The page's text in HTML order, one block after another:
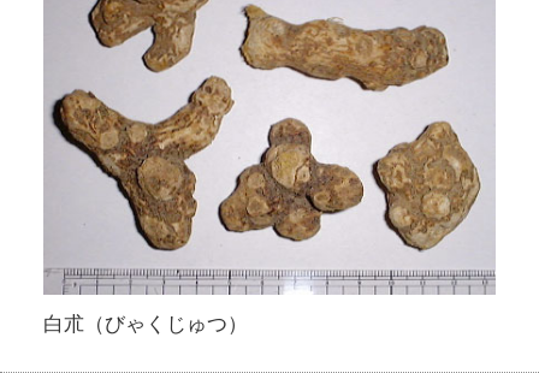
白朮（びゃくじゅつ）